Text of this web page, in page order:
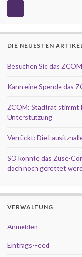
DIE NEUESTEN
Besuchen Sie das
Kann eine Spende das
ZCOM: Stadtrat stimmt
Unterstützung
Verrückt: Die
SO könnte das Zuse-
doch noch gerettet
VERWALTUNG
Anmelden
Eintrags-Feed